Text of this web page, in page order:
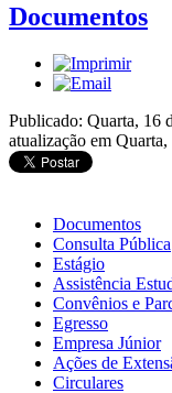
Documentos
Publicado: Quarta, 16
atualização em
Documentos
Consulta Pública
Estágio
Assistência
Convênios e
Egresso
Empresa Júnior
Ações de
Circulares